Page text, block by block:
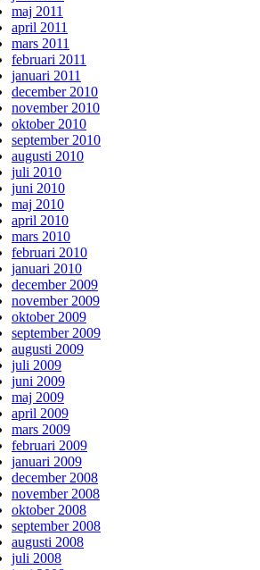
maj 2011
april 2011
mars 2011
februari 2011
januari 2011
december 2010
november 2010
oktober 2010
september 2010
augusti 2010
juli 2010
juni 2010
maj 2010
april 2010
mars 2010
februari 2010
januari 2010
december 2009
november 2009
oktober 2009
september 2009
augusti 2009
juli 2009
juni 2009
maj 2009
april 2009
mars 2009
februari 2009
januari 2009
december 2008
november 2008
oktober 2008
september 2008
augusti 2008
juli 2008